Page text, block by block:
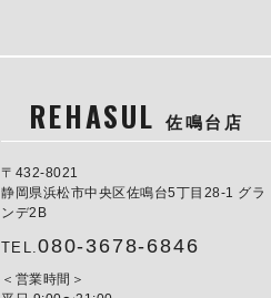
REHASUL佐鳴台店
〒432-8021
静岡県浜松市中央区佐鳴台5丁目28-1 グラ
ンデ2B
TEL.080-3678-6846
営業時間